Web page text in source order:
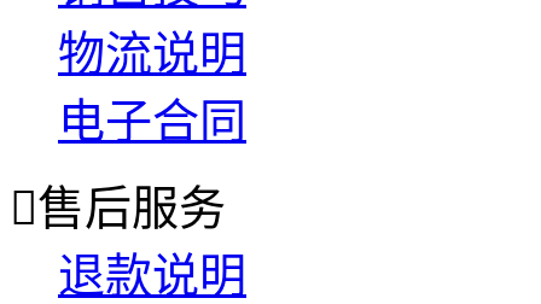
物流说明
电子合同
售后服务
退款说明